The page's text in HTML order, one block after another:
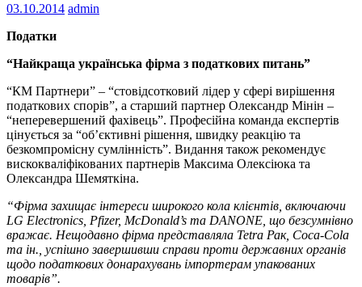
03.10.2014 admin
Податки
“Найкраща українська фірма з податкових питань”
“КМ Партнери” – “стовідсотковий лідер у сфері вирішення
податкових спорів”, а старший партнер Олександр Мінін –
“неперевершений фахівець”. Професійна команда експертів
цінується за “об’єктивні рішення, швидку реакцію та
безкомпромісну сумлінність”. Видання також рекомендує
вискокваліфікованих партнерів Максима Олексіюка та
Олександра Шемяткіна.
“Фірма захищає інтереси широкого кола клієнтів, включаючи
LG Electronics, Pfizer, McDonald’s та DANONE, що безсумнівно
вражає. Нещодавно фірма представляла Tetra Рак, Coca-Cola
та ін., успішно завершивши справи проти державних органів
щодо податкових донарахувань імпортерам упакованих
товарів”.